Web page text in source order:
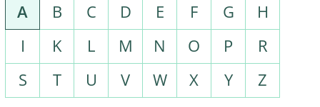
A B C D E F G
H
I
K L M N O P
R
S
T U V W X Y Z